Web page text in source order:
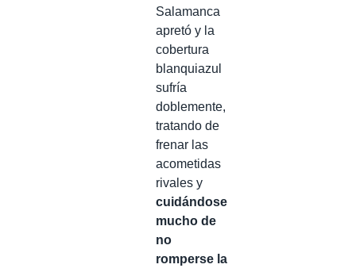
Salamanca
apretó y la
cobertura
blanquiazul
sufría
doblemente,
tratando de
frenar las
acometidas
rivales y
cuidándose
mucho de
no
romperse la